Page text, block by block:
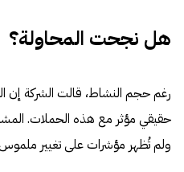
هل نجحت المحاولة؟
رغم حجم النشاط، قالت الشركة إن
حقيقي مؤثر مع هذه الحملات.
ولم تُظهر مؤشرات على تغيير